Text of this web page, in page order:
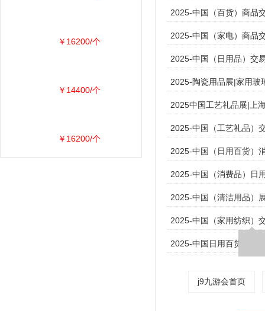
2025-中国（百货）商品
2025-中国（家电）商品
2025-中国（日用品）交
2025-陶瓷用品展|家用玻
2025中国工艺礼品展|上
2025-中国（工艺礼品）
2025-中国（日用百货）
2025-中国（消费品）日
2025-中国（清洁用品）
2025-中国（家用纺织）
2025-中国日用百货商品
j9九游会首页
￥16200/个
￥14400/个
￥16200/个